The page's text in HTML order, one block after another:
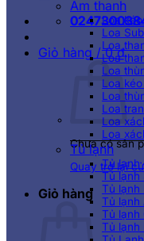
Giỏ hàng /0₫
Chưa có sản
Quay trở lại
Giỏ hàng
Âm thanh
Loa
Loa
Loa
Loa
Loa
Loa
Loa
Loa
Loa
Loa
Tủ lạnh
Tủ lạnh
Tủ lạnh
Tủ lạnh
Tủ lạnh
Tủ lạnh
Tủ lạnh